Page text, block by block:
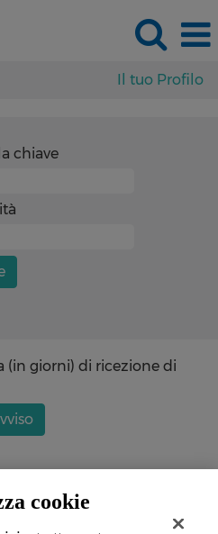
Il tuo Profilo
chiave
(in giorni) di ricezione di
è già stata assegnata
cookie